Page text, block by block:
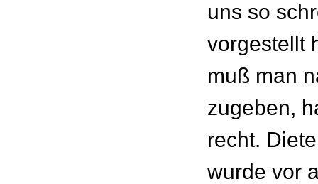
uns so
vorgestellt
muß man
zugeben,
recht.
wurde vor